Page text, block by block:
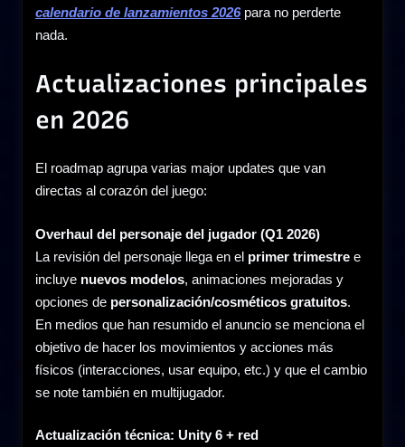
calendario de lanzamientos 2026para no perderte
nada.
Actualizaciones principales
en 2026
El roadmap agrupa varias major updates que van
directas al corazón del juego:
Overhaul del personaje del jugador (Q1 2026)
La revisión del personaje llega en el primer trimestre e
incluye nuevos modelos, animaciones mejoradas y
opciones de personalización/cosméticos gratuitos.
En medios que han resumido el anuncio se menciona el
objetivo de hacer los movimientos y acciones más
físicos (interacciones, usar equipo, etc.) y que el cambio
se note también en multijugador.
Actualización técnica: Unity 6 + red